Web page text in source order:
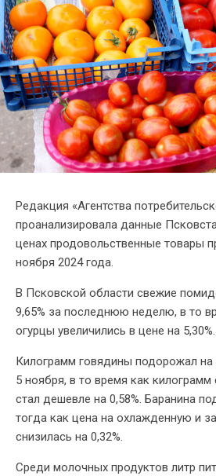
Редакция «Агентства
проанализировала данные
ценах продовольственные товары
ноября 2024 года.
В Псковской области свежие
9,65% за последнюю неделю, в то
огурцы увеличились в цене на 5,30%.
Килограмм говядины подорожал на
5 ноября, в то время как
стал дешевле на 0,58%. Баранина
тогда как цена на охлажденную и
снизилась на 0,32%.
Среди молочных продуктов литр